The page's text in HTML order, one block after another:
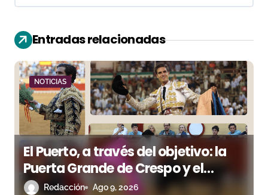
i
ó
n
d
e
e
n
Entradas relacionadas
NOTICIAS
El Puerto, a través del objetivo: la
Puerta Grande de Crespo y el
aroma de Morante
Redacción Ago 9, 2026